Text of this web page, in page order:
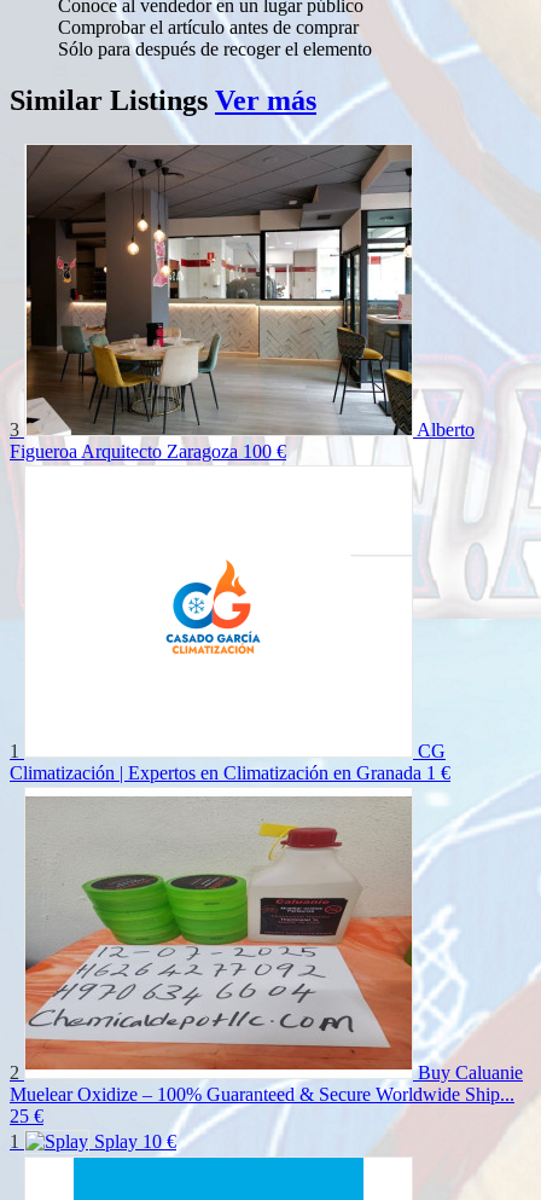
Conoce al vendedor en un lugar público
Comprobar el artículo antes de comprar
Sólo para después de recoger el elemento
Similar Listings Ver más
3
Alberto
Figueroa Arquitecto Zaragoza 100 €
1
CG
Climatización | Expertos en Climatización en Granada 1 €
2
Buy Caluanie
Muelear Oxidize – 100% Guaranteed & Secure Worldwide Ship...
25 €
1
Splay 10 €